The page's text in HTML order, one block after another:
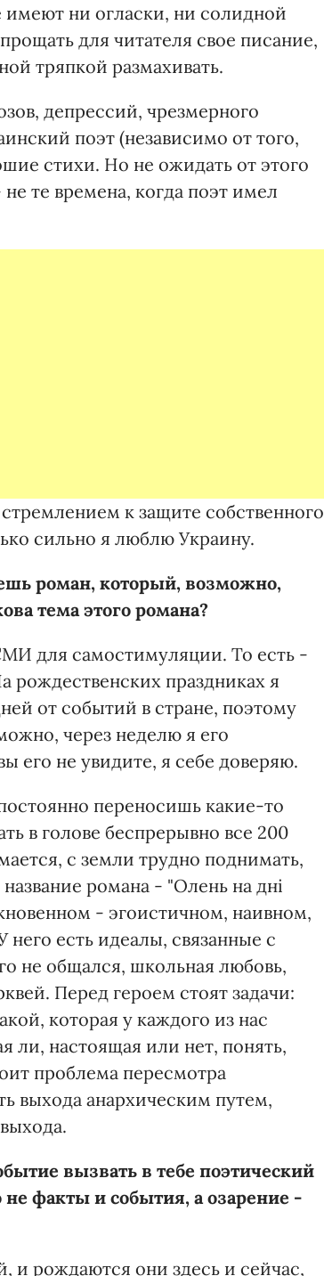
имеют ни огласки, ни солидной
для читателя свое писание,
тряпкой размахивать.
депрессий, чрезмерного
поэт (независимо от того,
стихи. Но не ожидать от этого
те времена, когда поэт имел
к защите собственного
сильно я люблю Украину.
роман, который, возможно,
тема этого романа?
для самостимуляции. То есть -
рождественских праздниках я
от событий в стране, поэтому
через неделю я его
его не увидите, я себе доверяю.
переносишь какие-то
в голове беспрерывно все 200
с земли трудно поднимать,
романа - "Олень на дні
- эгоистичном, наивном,
есть идеалы, связанные с
не общался, школьная любовь,
Перед героем стоят задачи:
которая у каждого из нас
ли, настоящая или нет, понять,
проблема пересмотра
выхода анархическим путем,
вызвать в тебе поэтический
факты и события, а озарение -
и рождаются они здесь и сейчас,